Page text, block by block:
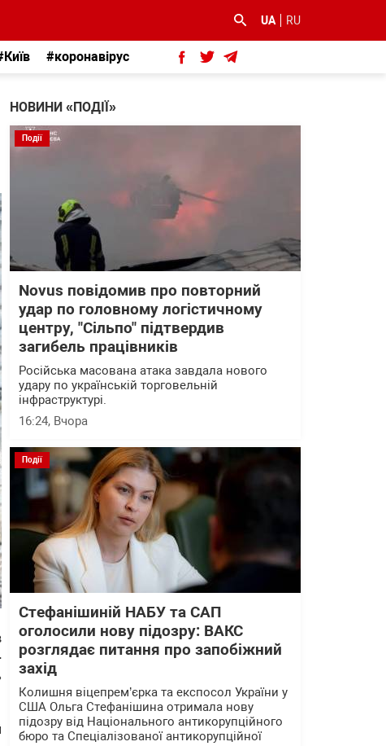
UA RU
#коронавірус
НОВИНИ «ПОДІЇ»
Події
Novus повідомив про повторний
удар по головному логістичному
центру, "Сільпо" підтвердив
загибель працівників
Російська масована атака завдала нового
удару по українській торговельній
інфраструктурі.
16:24, Вчора
Події
Стефанішиній НАБУ та САП
оголосили нову підозру: ВАКС
розглядає питання про запобіжний
захід
Колишня віцепрем’єрка та експосол України у
США Ольга Стефанішина отримала нову
підозру від Національного антикорупційного
бюро та Спеціалізованої антикорупційної